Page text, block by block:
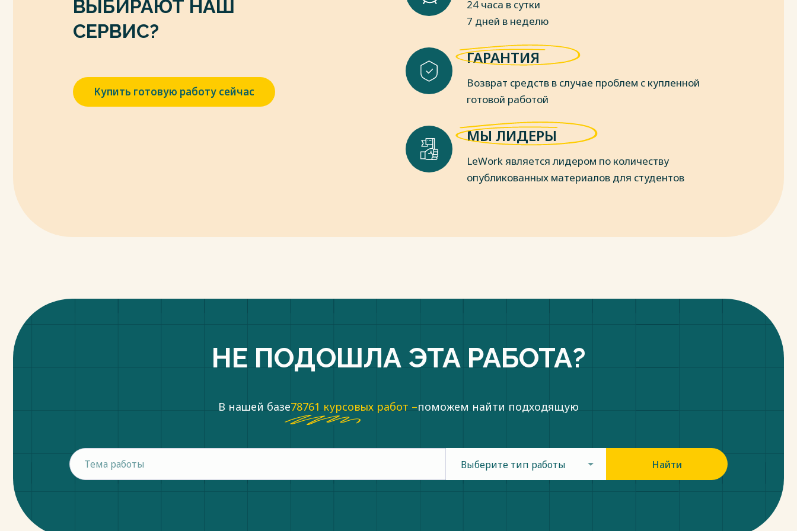
10.Леонтьева Т. В. Развитие креативности подростков во внеурочной
деятельности // Вестник евразийской науки. -2015.- №1 (26). –С.59-61
11.Коваленок Т. П. Специальные способности как фактор профессионального
Тимирязева. – 2018. – С. 387-389.
12.Котова И.Б. Общая психология: Учебное пособие / И.Б. Котова, О.С.
ВЫБИРАЮТ НАШ
СЕРВИС?
Купить готовую работу сейчас
24 часа в сутки
7 дней в неделю
ГАРАНТИЯ
Возврат средств в случае проблем с купленной
готовой работой
МЫ ЛИДЕРЫ
LeWork является лидером по количеству
опубликованных материалов для студентов
НЕ ПОДОШЛА ЭТА РАБОТА?
В нашей базе78761 курсовых работ –поможем найти подходящую
Выберите тип работы Найти